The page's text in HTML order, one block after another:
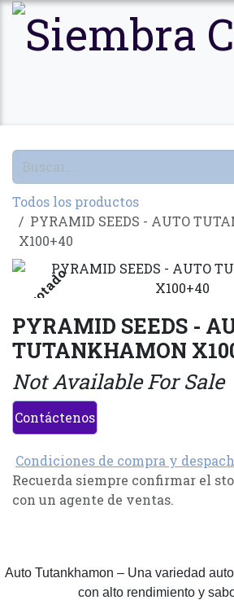
Ir al contenido
Todos los productos
PYRAMID SEEDS - AUTO
X100+40
Agotado
PYRAMID SEEDS -
TUTANKHAMON
Not Available For Sale
Contáctenos
Condiciones de compra y
Recuerda siempre confirmar el
con un agente de ventas.
Auto Tutankhamon – Una variedad
con alto rendimiento y